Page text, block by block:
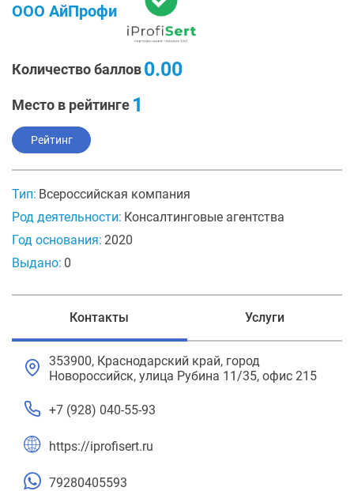
ООО АйПрофи
Количество баллов0.00
Место в рейтинге 1
Рейтинг
Тип: Всероссийская компания
Род деятельности: Консалтинговые агентства
Год основания: 2020
Выдано: 0
Контакты Услуги
353900, Краснодарский край, город
Новороссийск, улица Рубина 11/35, офис 215
+7 (928) 040-55-93
https://iprofisert.ru
79280405593